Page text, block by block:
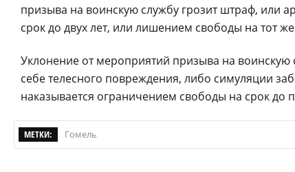
призыва на воинскую службу грозит штраф, или
срок до двух лет, или лишением свободы на тот
Уклонение от мероприятий призыва на
себе телесного повреждения, либо симуляции
наказывается ограничением свободы на срок до
МЕТКИ: Гомель